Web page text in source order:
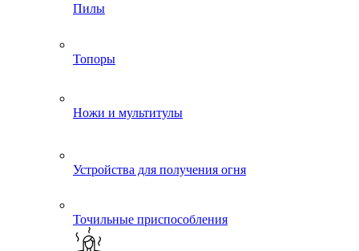
Пилы
Топоры
Ножи и мультитулы
Устройства для получения огня
Точильные приспособления